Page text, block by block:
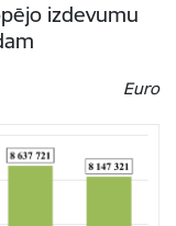
izdevumu
Euro